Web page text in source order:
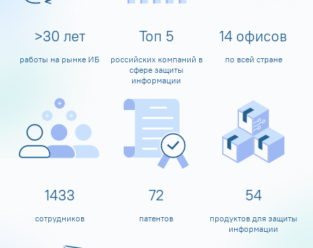
>30 лет
работы на рынке ИБ
Топ 5
российских компаний в
сфере защиты
информации
14 офисов
по всей стране
1596
сотрудников
80
патентов
60
продуктов для защиты
информации